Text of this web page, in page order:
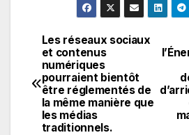
Navigation
de
l’article
Les réseaux sociaux
et contenus
numériques
pourraient bientôt
être réglementés de
la même manière que
les médias
traditionnels.